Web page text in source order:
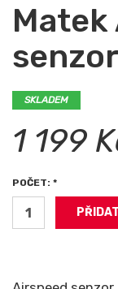
Matek
SKLADEM
1 199
POČET: *